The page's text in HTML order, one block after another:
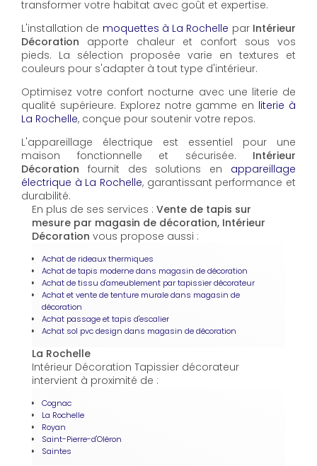
transformer votre habitat avec goût et expertise.
L'installation de moquettes à La Rochelle par Intérieur
Décoration apporte chaleur et confort sous vos
pieds. La sélection proposée varie en textures et
couleurs pour s'adapter à tout type d'intérieur.
Optimisez votre confort nocturne avec une literie de
qualité supérieure. Explorez notre gamme en literie à
La Rochelle, conçue pour soutenir votre repos.
L'appareillage électrique est essentiel pour une
maison fonctionnelle et sécurisée. Intérieur
Décoration fournit des solutions en appareillage
électrique à La Rochelle, garantissant performance et
durabilité.
En plus de ses services : Vente de tapis sur
mesure par magasin de décoration, Intérieur
Décoration vous propose aussi :
Achat de rideaux thermiques
Achat de tapis moderne dans magasin de décoration
Achat de tissu d'ameublement par tapissier décorateur
Achat et vente de tenture murale dans magasin de
décoration
Achat passage et tapis d'escalier
Achat sol pvc design dans magasin de décoration
La Rochelle
Intérieur Décoration Tapissier décorateur
intervient à proximité de :
Cognac
La Rochelle
Royan
Saint-Pierre-d'Oléron
Saintes